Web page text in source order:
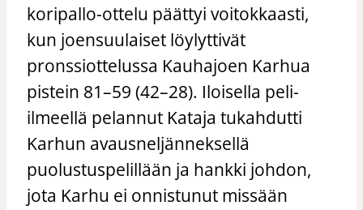
koripallo-ottelu päättyi voitokkaasti,
kun joensuulaiset löylyttivät
pronssiottelussa Kauhajoen Karhua
pistein 81–59 (42–28). Iloisella peli-
ilmeellä pelannut Kataja tukahdutti
Karhun avausneljänneksellä
puolustuspelillään ja hankki johdon,
jota Karhu ei onnistunut missään